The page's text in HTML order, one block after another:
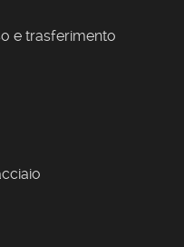
e trasferimento